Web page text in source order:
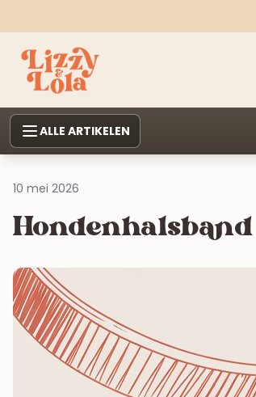
ALLE ARTIKELEN
10 mei 2026